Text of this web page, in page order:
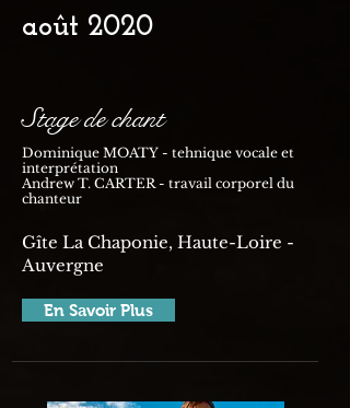
août 2020
Stage de chant
Dominique MOATY - tehnique vocale et
interprétation
Andrew T. CARTER - travail corporel du
chanteur
​Gîte La Chaponie, Haute-Loire -
Auvergne
En Savoir Plus